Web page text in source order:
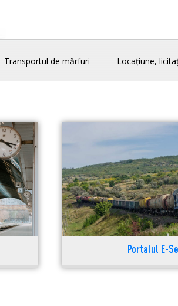
Transportul de mărfuri Locațiune,
Portalul E-